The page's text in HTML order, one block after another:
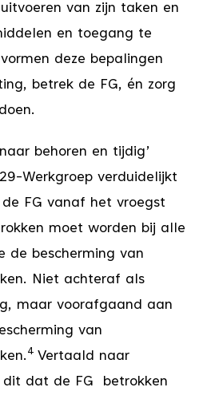
van zijn taken en
en toegang te
deze bepalingen
betrek de FG, én zorg
behoren en tijdig’
Werkgroep verduidelijkt
FG vanaf het vroegst
moet worden bij alle
de bescherming van
Niet achteraf als
maar voorafgaand aan
van
4Vertaald naar
dat de FG betrokken